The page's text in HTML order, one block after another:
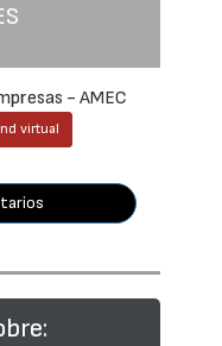
- AMEC
virtual